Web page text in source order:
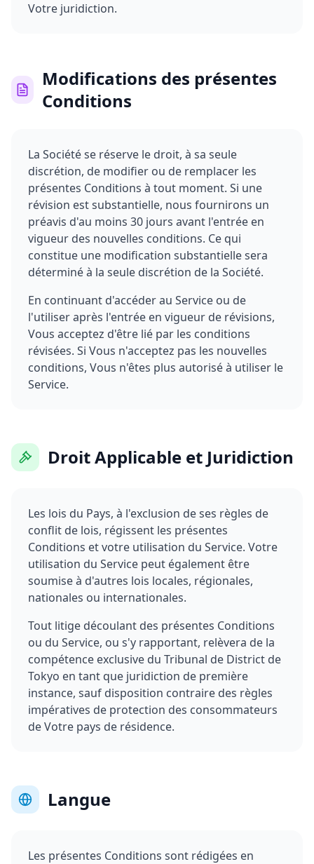
Votre juridiction.
Modifications des présentes
Conditions
La Société se réserve le droit, à sa seule
discrétion, de modifier ou de remplacer les
présentes Conditions à tout moment. Si une
révision est substantielle, nous fournirons un
préavis d'au moins 30 jours avant l'entrée en
vigueur des nouvelles conditions. Ce qui
constitue une modification substantielle sera
déterminé à la seule discrétion de la Société.
En continuant d'accéder au Service ou de
l'utiliser après l'entrée en vigueur de révisions,
Vous acceptez d'être lié par les conditions
révisées. Si Vous n'acceptez pas les nouvelles
conditions, Vous n'êtes plus autorisé à utiliser le
Service.
Droit Applicable et Juridiction
Les lois du Pays, à l'exclusion de ses règles de
conflit de lois, régissent les présentes
Conditions et votre utilisation du Service. Votre
utilisation du Service peut également être
soumise à d'autres lois locales, régionales,
nationales ou internationales.
Tout litige découlant des présentes Conditions
ou du Service, ou s'y rapportant, relèvera de la
compétence exclusive du Tribunal de District de
Tokyo en tant que juridiction de première
instance, sauf disposition contraire des règles
impératives de protection des consommateurs
de Votre pays de résidence.
Langue
Les présentes Conditions sont rédigées en